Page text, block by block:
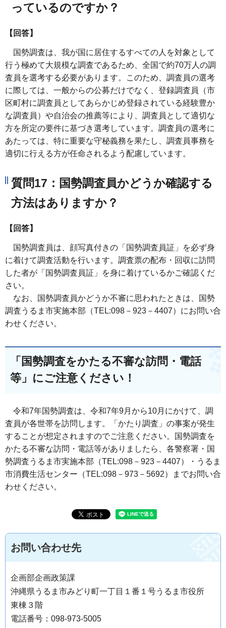
っているのですか？
【回答】
国勢調査は、我が国に居住するすべての人を対象として
行う極めて大規模な調査であるため、全国で約70万人の調
査員を選考する必要があります。このため、調査員の選考
に際しては、一般からの公募だけでなく、登録調査員（市
区町村に調査員としてあらかじめ登録されている経験豊か
な調査員）や自治会の推薦等により、調査員として適切な
方を所定の要件に基づき選考しています。調査員の選考に
あたっては、特に重要な守秘義務を果たし、調査員事務を
適切に行える方が任命されるよう配慮しています。
質問17：国勢調査員かどうか確認する
方法はありますか？
【回答】
国勢調査員は、顔写真付きの「国勢調査員証」を必ず身
に着けて調査活動を行います。調査票の配布・回収に訪問
した者が「国勢調査員証」を身に着けているかご確認くだ
さい。
なお、国勢調査員かどうか不審に思われたときは、国勢
調査うるま市実施本部（TEL:098－923－4407）にお問い合
わせください。
「国勢調査をかたる不審な訪問・電話
等」にご注意ください！
令和7年国勢調査は、令和7年9月から10月にかけて、調
査員が各世帯を訪問します。「かたり調査」の事案が発生
することが想定されますのでご注意ください。国勢調査を
かたる不審な訪問・電話等がありましたら、各警察署・国
勢調査うるま市実施本部（TEL:098－923－4407）・うるま
市消費生活センター（TEL:098－973－5692）までお問い合
わせください。
お問い合わせ先
企画部企画政策課
沖縄県うるま市みどり町一丁目１番１号うるま市役所
東棟３階
電話番号：098-973-5005